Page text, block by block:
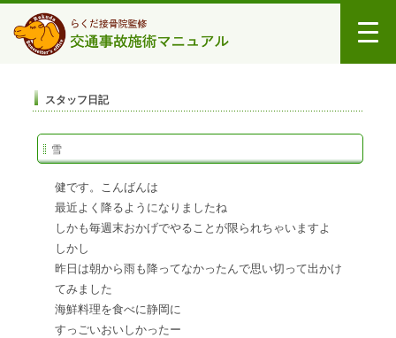
スタッフ日記
雪
健です。こんばんは
最近よく降るようになりましたね
しかも毎週末おかげでやることが限られちゃいますよ
しかし
昨日は朝から雨も降ってなかったんで思い切って出かけ
てみました
海鮮料理を食べに静岡に
すっごいおいしかったー